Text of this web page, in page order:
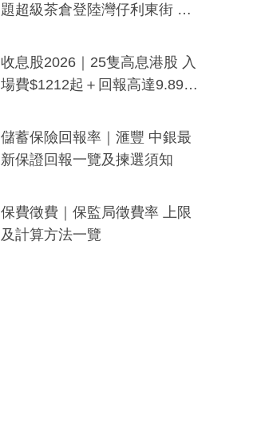
題超級茶倉登陸灣仔利東街 推
y及香港限定特調系列
收息股2026｜25隻高息港股 入
場費$1212起＋回報高達9.89
儲蓄保險回報率｜滙豐 中銀最
新保證回報一覽及揀選須知
保費徵費｜保監局徵費率 上限
及計算方法一覽